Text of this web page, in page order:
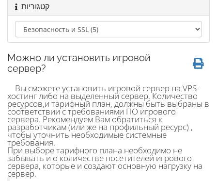
קטגוריות
Можно ли установить игровой
сервер?
Вы сможете установить игровой сервер на VPS-
хостинг либо на выделенный сервер. Количество
ресурсов,и тарифный план, должны быть выбраны в
соответствии с требованиями ПО игрового
сервера. Рекомендуем Вам обратиться к
разработчикам (или же на профильный ресурс) ,
чтобы уточнить необходимые системные
требования.
При выборе тарифного плана необходимо не
забывать и о количестве посетителей игрового
сервера, которые и создают основную нагрузку на
сервер.